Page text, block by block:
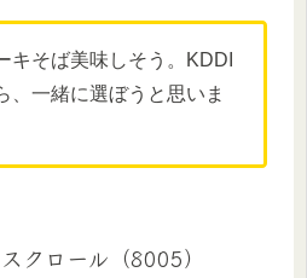
キそば美味しそう。KDDI
、一緒に選ぼうと思いま
ロール（8005）